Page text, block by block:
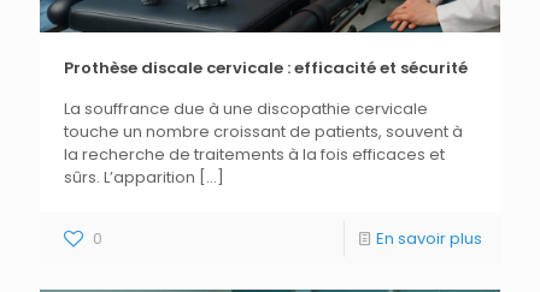
Prothèse discale cervicale : efficacité et sécurité
La souffrance due à une discopathie cervicale
touche un nombre croissant de patients, souvent à
la recherche de traitements à la fois efficaces et
sûrs. L’apparition […]
0 En savoir plus